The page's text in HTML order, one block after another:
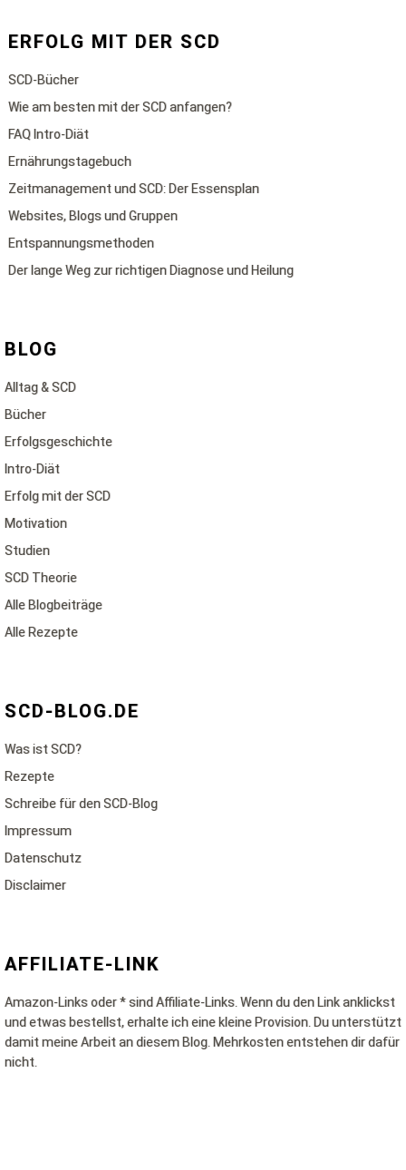
ERFOLG MIT DER SCD
SCD-Bücher
Wie am besten mit der SCD anfangen?
FAQ Intro-Diät
Ernährungstagebuch
Zeitmanagement und SCD: Der Essensplan
Websites, Blogs und Gruppen
Entspannungsmethoden
Der lange Weg zur richtigen Diagnose und Heilung
BLOG
Alltag & SCD
Bücher
Erfolgsgeschichte
Intro-Diät
Erfolg mit der SCD
Motivation
Studien
SCD Theorie
Alle Blogbeiträge
Alle Rezepte
SCD-BLOG.DE
Was ist SCD?
Rezepte
Schreibe für den SCD-Blog
Impressum
Datenschutz
Disclaimer
AFFILIATE-LINK
Amazon-Links oder * sind Affiliate-Links. Wenn du den Link anklickst
und etwas bestellst, erhalte ich eine kleine Provision. Du unterstützt
damit meine Arbeit an diesem Blog. Mehrkosten entstehen dir dafür
nicht.